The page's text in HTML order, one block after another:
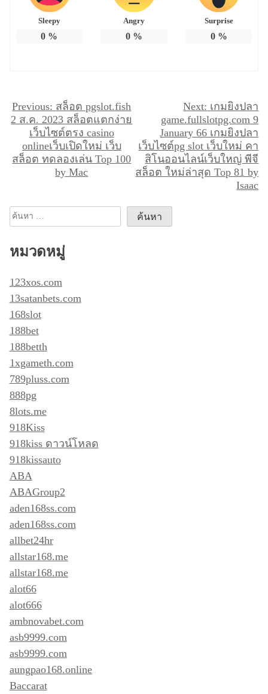
Sleepy
0 %
Angry
0%
Surprise
0%
แ
น
แ
เ
อ
Previous: สล็อต pgslot.fish
2 ส.ค. 2023 สล็อตแตกง่าย
เว็บไซต์ตรง casino
onlineเว็บเปิดใหม่ เว็บ
สล็อต ทดลองเล่น Top 100
by Mac
Next: เกมยิงปลา
game.fullslotpg.com 9
January 66 เกมยิงปลา
เว็บไซต์pg slot เว็บใหม่ คา
สิโนออนไลน์เว็บใหญ่ พีจี
สล็อต ใหม่ล่าสุด Top 81 by
Isaac
ค้นหา
หมวดหมู่
123xos.com
13satanbets.com
168slot
188bet
188betth
1xgameth.com
789pluss.com
888pg
8lots.me
918Kiss
918kiss ดาวน์โหลด
918kissauto
ABA
ABAGroup2
aden168ss.com
aden168ss.com
allbet24hr
allstar168.me
allstar168.me
alot66
alot666
ambnovabet.com
asb9999.com
asb9999.com
aungpao168.online
Baccarat